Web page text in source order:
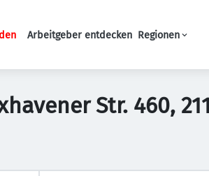
Haupt-Navigation
Arbeitgeber entdecken Regionen
Str. 460,